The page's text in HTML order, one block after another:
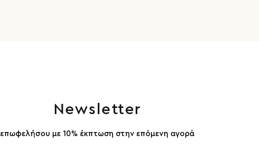
Newsletter
επωφελήσου με 10% έκπτωση στην επόμενη αγορά